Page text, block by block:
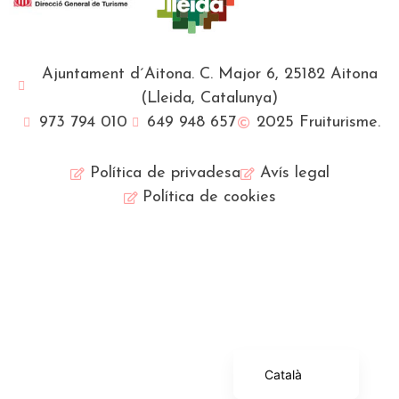
Ajuntament d´Aitona. C. Major 6, 25182 Aitona
(Lleida, Catalunya)
973 794 010
649 948 657 2025 Fruiturisme.
Política de privadesa
Avís legal
Política de cookies
Català